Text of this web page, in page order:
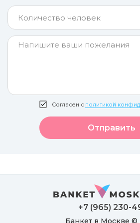
Согласен с политикой
Отправить
Банкет в Москве ©
+7 (965) 230-